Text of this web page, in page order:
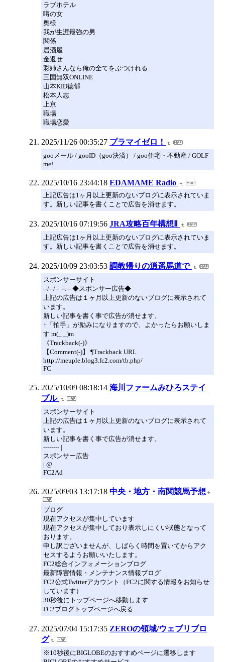
ラブホテル
噂の女
奥様
我が生涯最強の男
関係
居酒屋
金返せ
彩姉さんなら俺の全てをぶつけれる
三国無双ONLINE
山本KID徳郁
松本人志
上京
職場
職場恋愛
2025/11/26 00:35:27 プラマイゼロ！
gooメール / gooID（goo決済） / goo住宅・不動産 / GOLF
me!
2025/10/16 23:44:18 EDAMAME Radio
上記広告は1ヶ月以上更新のないブログに表示されていま
す。新しい記事を書くことで広告を消せます。
2025/10/16 07:19:56 JRA攻略百年構想Ⅱ
上記広告は1ヶ月以上更新のないブログに表示されていま
す。新しい記事を書くことで広告を消せます。
2025/10/09 23:03:53 調教帰りの逍遥馬道で
スポンサーサイト
--/--/-- --:-- ◆スポンサー広告◆
上記の広告は１ヶ月以上更新のないブログに表示されて
います。
新しい記事を書く事で広告が消せます。
↑「拍手」が励みになりますので、よかったらお願いしま
す m(_ _)m
《Trackback(-)》
【Comment(-)】 ¶Trackback URL
http://meuple.blog3.fc2.com/tb.php/
FC
2025/10/09 08:18:14 海川ファームみひろステイ
ブル
スポンサーサイト
上記の広告は１ヶ月以上更新のないブログに表示されて
います。
新しい記事を書く事で広告が消せます。
-------- |
スポンサー広告
| @
FC2Ad
2025/09/03 13:17:18 中央・地方・南関競馬予想
ブログ
現在アクセスが集中しています
現在アクセスが集中しており表示しにくい状態となって
おります。
申し訳ございませんが、しばらく時間を置いてからアク
セスするようお願いいたします。
FC2総合インフォメーションブログ
最新障害情報・メンテナンス情報ブログ
FC2公式Twitterアカウント（FC2に関する情報をお知らせ
しています）
30秒後にトップページへ移動します
FC2ブログトップページへ戻る
2025/07/04 15:17:35 ZEROの領域/ウェブリブロ
グ
※10秒後にBIGLOBEのおすすめページに遷移します